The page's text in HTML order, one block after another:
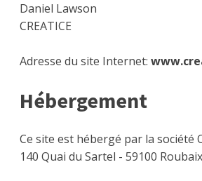
Daniel Lawson
CREATICE
Adresse du site Internet:
Hébergement
Ce site est hébergé par la société
140 Quai du Sartel - 59100